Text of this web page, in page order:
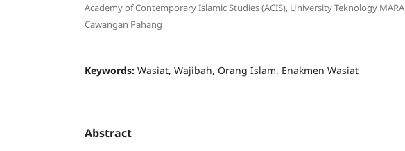
Academy of Contemporary Islamic Studies (ACIS), University Teknology MARA
Cawangan Pahang
Keywords: Wasiat, Wajibah, Orang Islam, Enakmen Wasiat
Abstract